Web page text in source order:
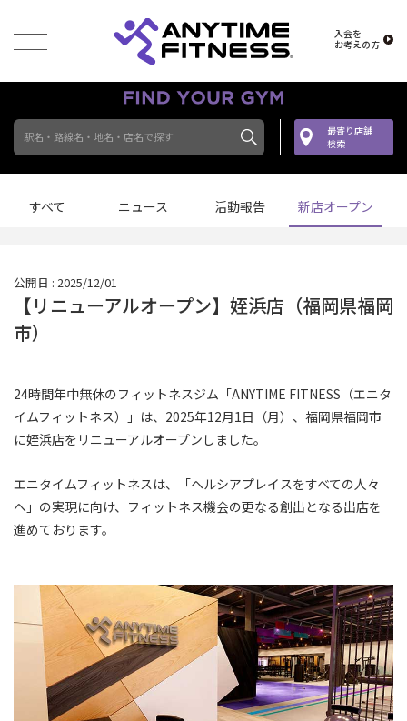
入会を
お考えの方
駅名・路線名・地名・店名で探す
最寄り店舗
検索
すべて ニュース 活動報告 新店オープン
公開日 : 2025/12/01
【リニューアルオープン】姪浜店（福岡県福岡
市）
24時間年中無休のフィットネスジム「ANYTIME FITNESS（エニタ
イムフィットネス）」は、2025年12月1日（月）、福岡県福岡市
に姪浜店をリニューアルオープンしました。
エニタイムフィットネスは、「ヘルシアプレイスをすべての人々
へ」の実現に向け、フィットネス機会の更なる創出となる出店を
進めております。